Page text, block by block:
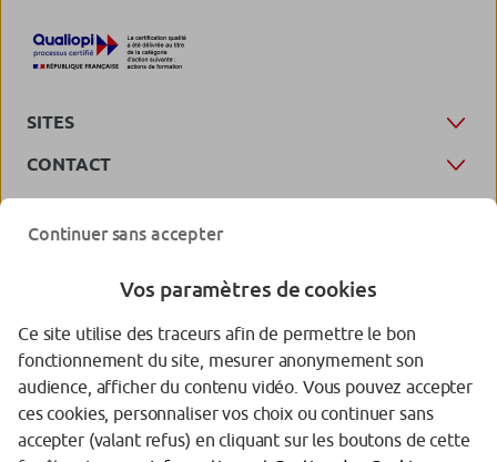
SITES
CONTACT
Protection des données personnelles
Gestion des cookies
Continuer sans accepter
Vos paramètres de cookies
Ce site utilise des traceurs afin de permettre le bon
fonctionnement du site, mesurer anonymement son
audience, afficher du contenu vidéo. Vous pouvez accepter
ces cookies, personnaliser vos choix ou continuer sans
accepter (valant refus) en cliquant sur les boutons de cette